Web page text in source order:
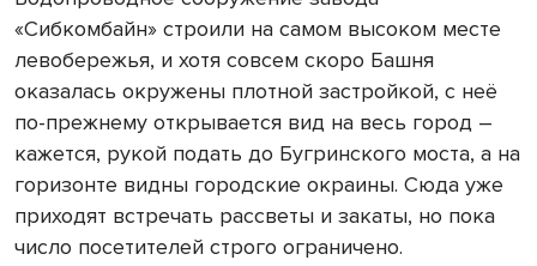
«Сибкомбайн» строили на самом высоком месте
левобережья, и хотя совсем скоро Башня
оказалась окружены плотной застройкой, с неё
по-прежнему открывается вид на весь город –
кажется, рукой подать до Бугринского моста, а на
горизонте видны городские окраины. Сюда уже
приходят встречать рассветы и закаты, но пока
число посетителей строго ограничено.